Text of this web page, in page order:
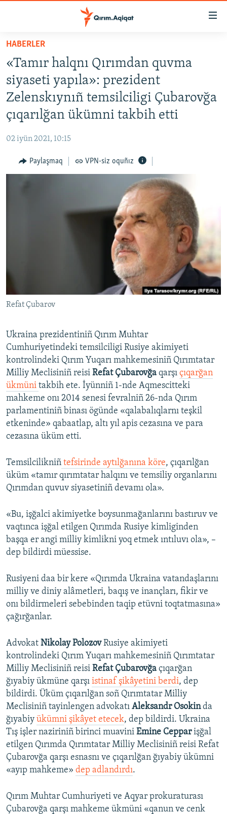
Esas
qaytmaq
Baş
navigatsiyağa
qaytmaq
Qıdıruvğa
İQTİSADİYAT
CEMİYET
İNSAN AQLARI
VİDEO
SÜRET
RFE/RS bütün saytları
HABERLER
«Tamır halqnı Qırımdan quvma
siyaseti yapıla»: prezident
Zelenskıynıñ temsilciligi Çubarovğa
çıqarılğan ükümni takbih etti
02 iyün 2021, 10:15
Paylaşmaq VPN-siz oquñız
Refat Çubarov
Ukraina prezidentiniñ Qırım Muhtar
Cumhuriyetindeki temsilciligi Rusiye akimiyeti
kontrolindeki Qırım Yuqarı mahkemesiniñ Qırımtatar
Milliy Meclisiniñ reisi Refat Çubarovğa qarşı çıqarğan
ükmüni takbih ete. İyünniñ 1-nde Aqmescitteki
mahkeme onı 2014 senesi fevralniñ 26-nda Qırım
parlamentiniñ binası ögünde «qalabalıqlarnı teşkil
etkeninde» qabaatlap, altı yıl apis cezasına ve para
cezasına üküm etti.
Temsilcilikniñ tefsirinde aytılğanına köre, çıqarılğan
üküm «tamır qırımtatar halqını ve temsiliy organlarını
Qırımdan quvuv siyasetiniñ devamı ola».
«Bu, işğalci akimiyetke boysunmağanlarını bastıruv ve
vaqtınca işğal etilgen Qırımda Rusiye kimliginden
başqa er angi milliy kimlikni yoq etmek ıntıluvı ola», –
dep bildirdi müessise.
Rusiyeni daa bir kere «Qırımda Ukraina vatandaşlarını
milliy ve diniy alâmetleri, baqış ve inançları, fikir ve
onı bildirmeleri sebebinden taqip etüvni toqtatmasına»
çağırğanlar.
Advokat Nikolay PolozovRusiye akimiyeti
kontrolindeki Qırım Yuqarı mahkemesiniñ Qırımtatar
Milliy Meclisiniñ reisi Refat Çubarovğa çıqarğan
ğıyabiy ükmüne qarşı istinaf şikâyetini berdi, dep
bildirdi. Üküm çıqarılğan soñ Qırımtatar Milliy
Meclisiniñ tayinlengen advokatı Aleksandr Osokinda
ğıyabiy ükümni şikâyet etecek, dep bildirdi. Ukraina
Tış işler naziriniñ birinci muavini Emine Cepparişğal
etilgen Qırımda Qırımtatar Milliy Meclisiniñ reisi Refat
Çubarovğa qarşı esnasnı ve çıqarılğan ğıyabiy ükümni
«ayıp mahkeme» dep adlandırdı.
Qırım Muhtar Cumhuriyeti ve Aqyar prokuraturası
Çubarovğa qarşı mahkeme ükmüni «qanun ve cenk